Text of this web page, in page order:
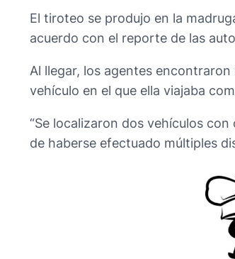
El tiroteo se produjo en la
acuerdo con el reporte de las
Al llegar, los agentes
vehículo en el que ella viajaba
“Se localizaron dos vehículos
de haberse efectuado múltiples